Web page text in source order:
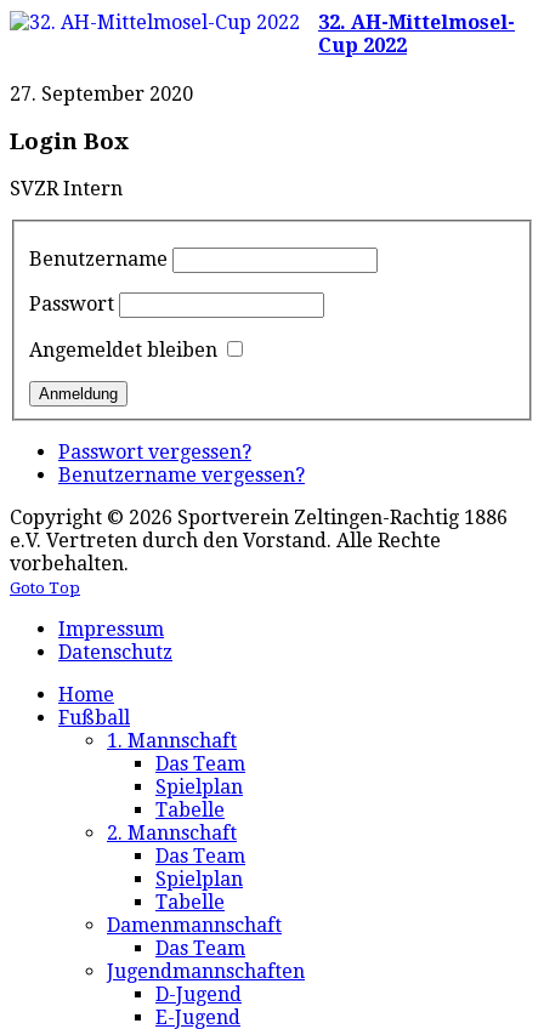
32. AH-Mittelmosel-
Cup 2022
27. September 2020
Login Box
SVZR Intern
Benutzername
Passwort
Angemeldet bleiben
Passwort vergessen?
Benutzername vergessen?
Copyright © 2026 Sportverein Zeltingen-Rachtig 1886
e.V. Vertreten durch den Vorstand. Alle Rechte
vorbehalten.
Goto Top
Impressum
Datenschutz
Home
Fußball
1. Mannschaft
Das Team
Spielplan
Tabelle
2. Mannschaft
Das Team
Spielplan
Tabelle
Damenmannschaft
Das Team
Jugendmannschaften
D-Jugend
E-Jugend